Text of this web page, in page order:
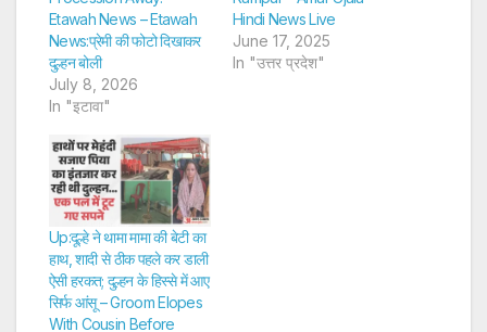
Etawah News – Etawah
News:प्रेमी की फोटो दिखाकर
दुल्हन बोली
July 8, 2026
In "इटावा"
Hindi News Live
June 17, 2025
In "उत्तर प्रदेश"
Up:दूल्हे ने थामा मामा की बेटी का
हाथ, शादी से ठीक पहले कर डाली
ऐसी हरकत; दुल्हन के हिस्से में आए
सिर्फ आंसू – Groom Elopes
With Cousin Before